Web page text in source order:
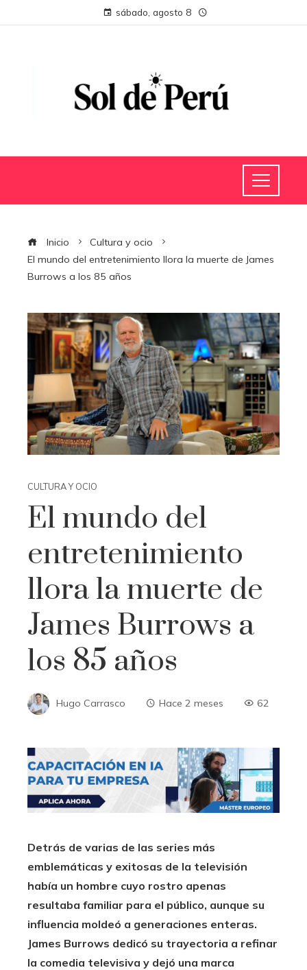
sábado, agosto 8
Inicio
Cultura y ocio
El mundo del entretenimiento llora la muerte de James
Burrows a los 85 años
CULTURA Y OCIO
El mundo del
entretenimiento
llora la muerte de
James Burrows a
los 85 años
Hugo Carrasco Hace 2 meses 62
Detrás de varias de las series más
emblemáticas y exitosas de la televisión
había un hombre cuyo rostro apenas
resultaba familiar para el público, aunque su
influencia moldeó a generaciones enteras.
James Burrows dedicó su trayectoria a refinar
la comedia televisiva y dejó una marca